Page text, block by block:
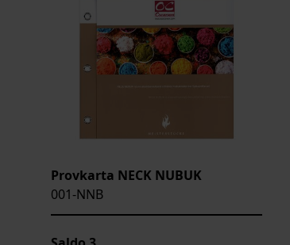
Provkarta NECK NUBUK
001-NNB